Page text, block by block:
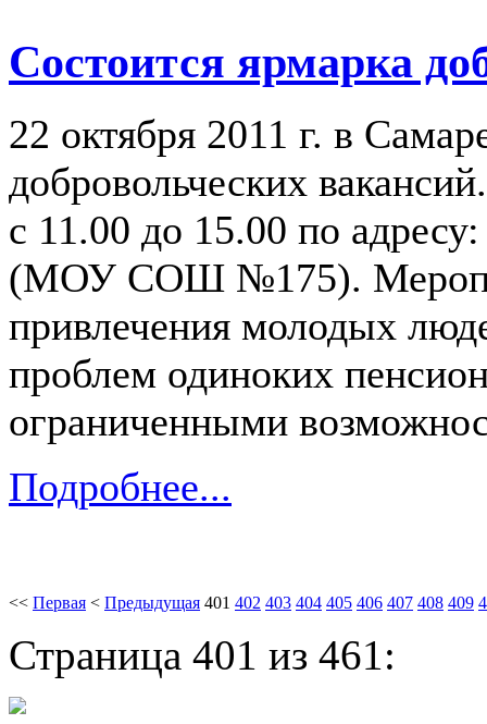
Состоится ярмарка
22 октября 2011 г. в
добровольческих
с 11.00 до 15.00 по
(МОУ СОШ №175).
привлечения молодых
проблем одиноких
ограниченными
Подробнее...
<< Первая < Предыдущая 401 402 403 404 405 406 407 408 409
Страница 401 из 461: